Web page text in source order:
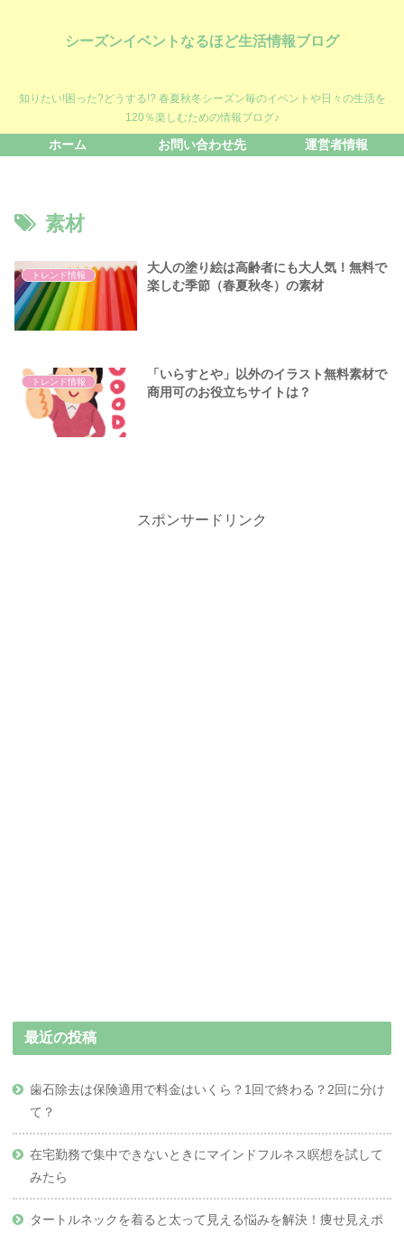
シーズンイベントなるほど生活情報ブログ
知りたい!困った?どうする!? 春夏秋冬シーズン毎のイベントや日々の生活を
120％楽しむための情報ブログ♪
ホーム お問い合わせ先 運営者情報
素材
トレンド情報
大人の塗り絵は高齢者にも大人気！無料で
楽しむ季節（春夏秋冬）の素材
トレンド情報
「いらすとや」以外のイラスト無料素材で
商用可のお役立ちサイトは？
スポンサードリンク
最近の投稿
歯石除去は保険適用で料金はいくら？1回で終わる？2回に分け
て？
在宅勤務で集中できないときにマインドフルネス瞑想を試して
みたら
タートルネックを着ると太って見える悩みを解決！痩せ見えポ